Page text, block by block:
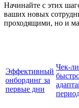
Начинайте с этих
ваших новых
проходящими, но и
Эффективный
онбординг за
первые дни
Чек-